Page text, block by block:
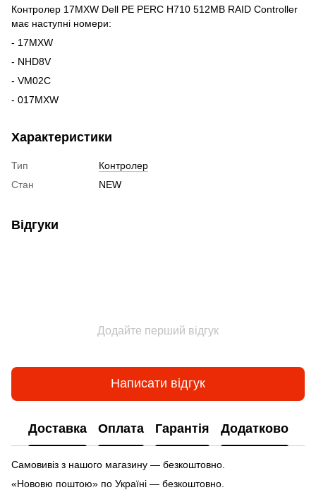
Контролер 17MXW Dell PE PERC H710 512MB RAID Controller
має наступні номери:
- 17MXW
- NHD8V
- VM02C
- 017MXW
Характеристики
Тип
Контролер
Стан
NEW
Відгуки
Додайте перший відгук
Написати відгук
Доставка Оплата Гарантія Додатково
Самовивіз з нашого магазину — безкоштовно.
«Нововю поштою» по Україні — безкоштовно.